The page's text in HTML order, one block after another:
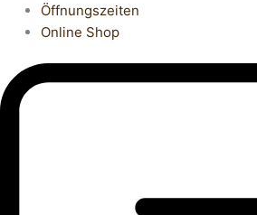
Öffnungszeiten
Online Shop